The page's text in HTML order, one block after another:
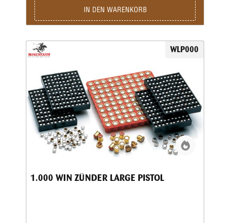
IN DEN WARENKORB
WLP000
1.000 WIN ZÜNDER LARGE PISTOL